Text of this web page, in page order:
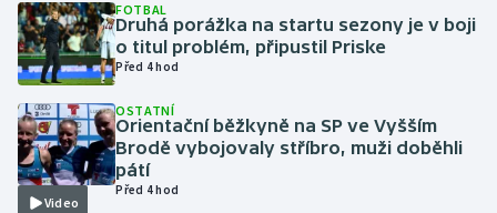
Lyže a snowboard
Moderní pětiboj
Motorsport
Olympijské hry
FOTBAL
Druhá porážka na startu sezony je v boji
o titul problém, připustil Priske
Před 4 hod
Video
OSTATNÍ
Orientační běžkyně na SP ve Vyšším
Brodě vybojovaly stříbro, muži doběhli
pátí
Před 4 hod